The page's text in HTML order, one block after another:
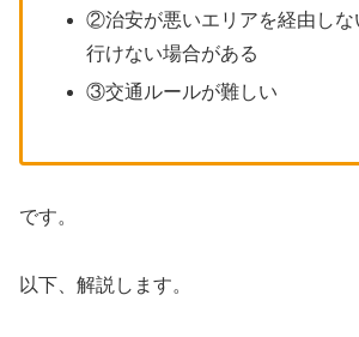
②治安が悪いエリアを経由しな
行けない場合がある
③交通ルールが難しい
です。
以下、解説します。